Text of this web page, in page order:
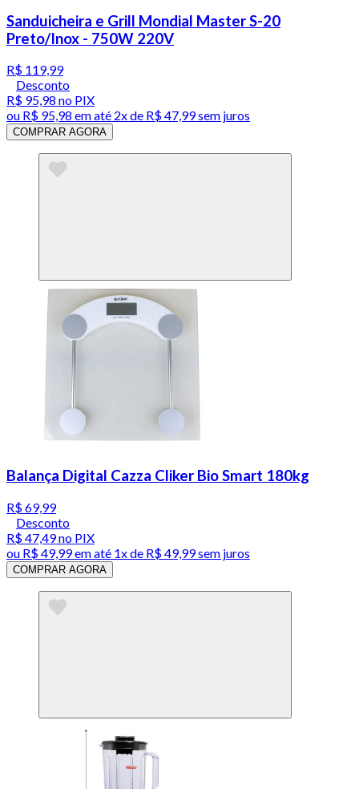
Sanduicheira e Grill Mondial Master S-20
Preto/Inox - 750W 220V
R$ 119,99
Desconto
R$ 95,98 no PIX
ou R$ 95,98 em até 2x de R$ 47,99 sem juros
COMPRAR AGORA
Balança Digital Cazza Cliker Bio Smart 180kg
R$ 69,99
Desconto
R$ 47,49no PIX
ou R$ 49,99em até 1x de R$ 49,99sem juros
COMPRAR AGORA